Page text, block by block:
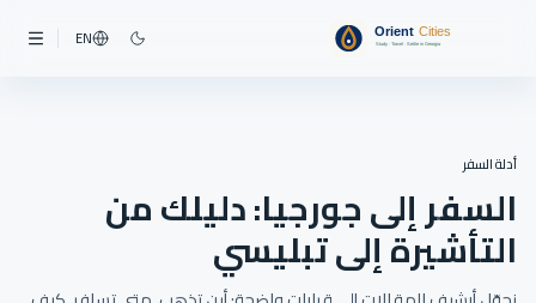
EN
أدلة السفر
السفر إلى جورجيا: دليلك من
التأشيرة إلى تبليسي